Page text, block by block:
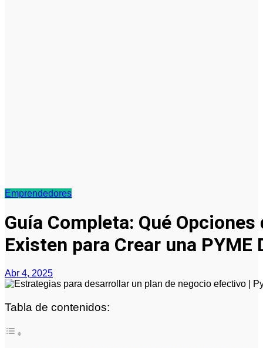
Emprendedores
Guía Completa: Qué
Existen para Crear una PYME
Abr 4, 2025
Tabla de contenidos: